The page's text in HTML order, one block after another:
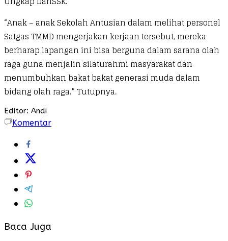
“Anak – anak Sekolah Antusian dalam melihat personel
Satgas TMMD mengerjakan kerjaan tersebut, mereka
berharap lapangan ini bisa berguna dalam sarana olah
raga guna menjalin silaturahmi masyarakat dan
menumbuhkan bakat bakat generasi muda dalam
bidang olah raga.” Tutupnya.
Editor: Andi
Komentar
Baca Juga